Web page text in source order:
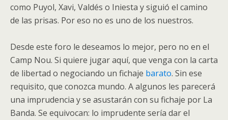
como Puyol, Xavi, Valdés o Iniesta y siguió el camino
de las prisas. Por eso no es uno de los nuestros.
Desde este foro le deseamos lo mejor, pero no en el
Camp Nou. Si quiere jugar aquí, que venga con la carta
de libertad o negociando un fichaje barato. Sin ese
requisito, que conozca mundo. A algunos les parecerá
una imprudencia y se asustarán con su fichaje por La
Banda. Se equivocan: lo imprudente sería dar el